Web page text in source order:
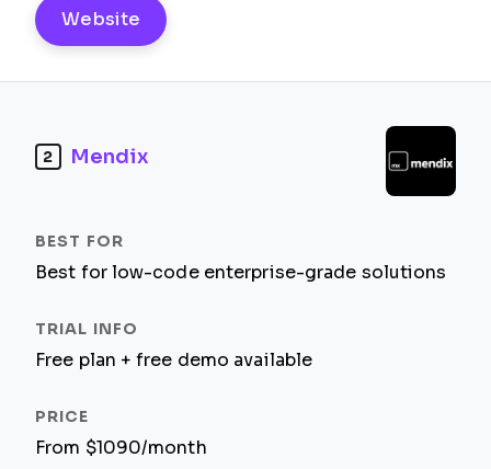
Website
2 Mendix
Best for low-code enterprise-grade solutions
Free plan + free demo available
From $1090/month